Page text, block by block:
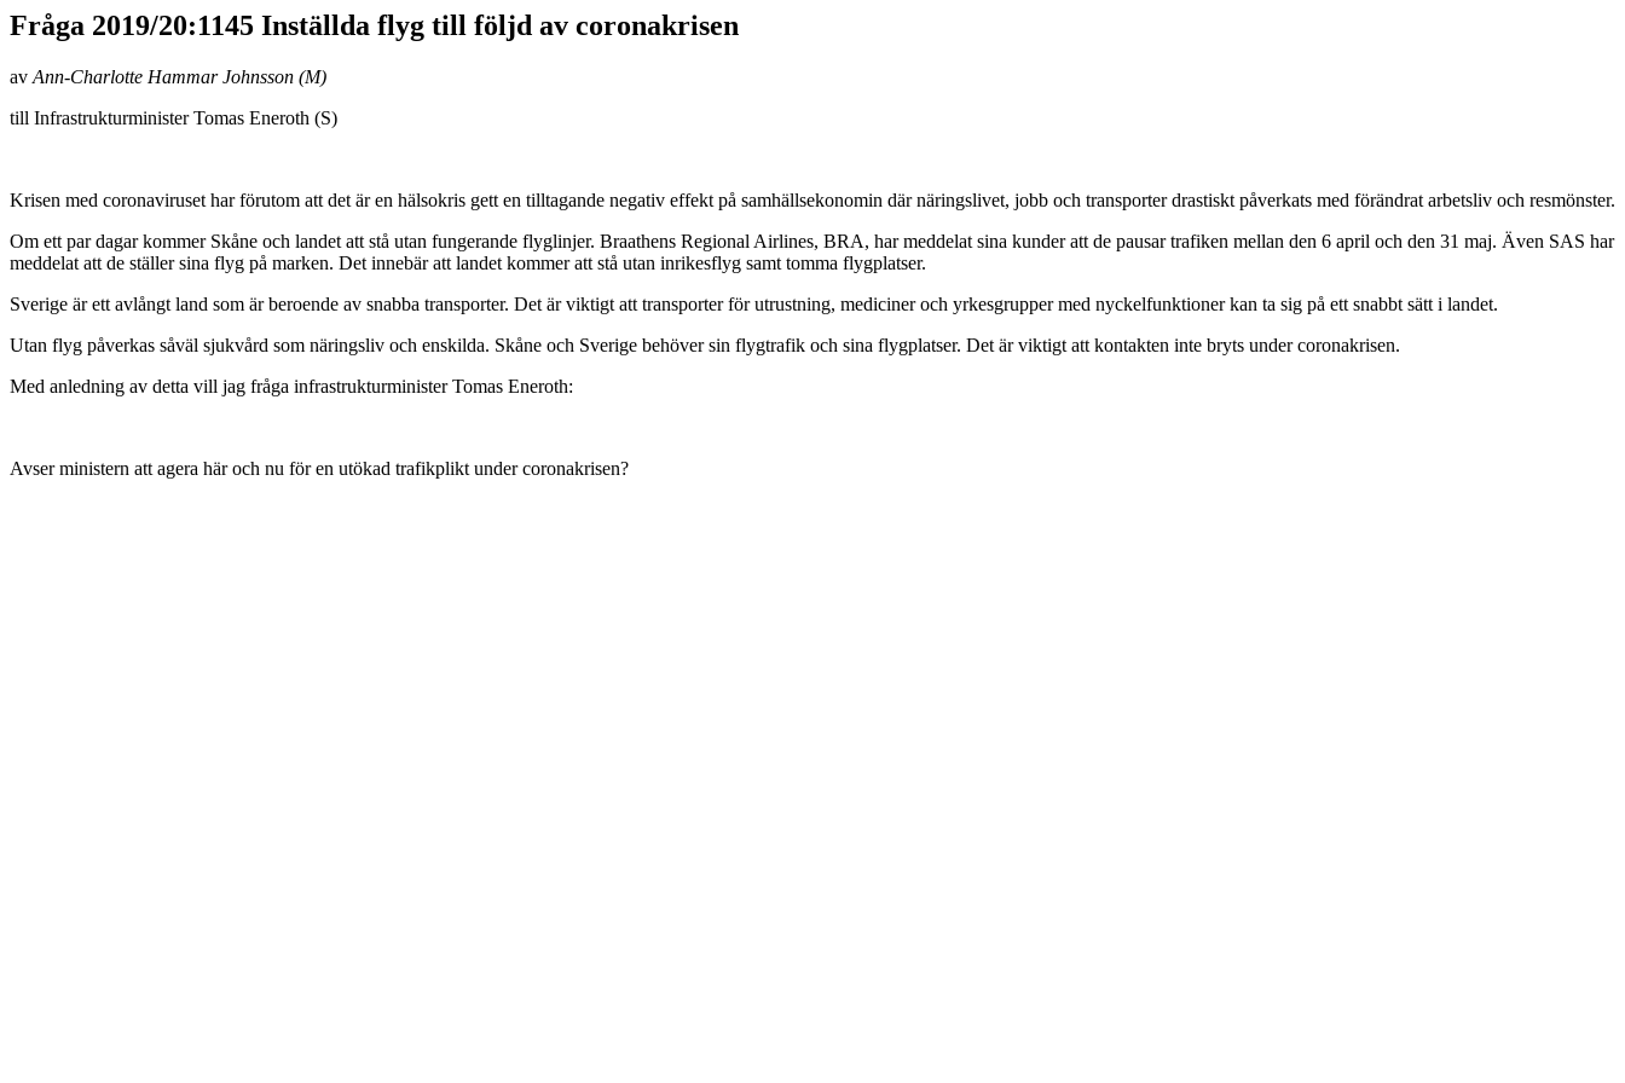
Fråga 2019/20:1145 Inställda flyg till följd av coronakrisen
av Ann-Charlotte Hammar Johnsson (M)
till Infrastrukturminister Tomas Eneroth (S)
Krisen med coronaviruset har förutom att det är en hälsokris gett en tilltagande negativ effekt på samhällsekonomin där näringslivet, jobb och transporter drastiskt påverkats med förändrat arbetsliv och resmönster.
Om ett par dagar kommer Skåne och landet att stå utan fungerande flyglinjer. Braathens Regional Airlines, BRA, har meddelat sina kunder att de pausar trafiken mellan den 6 april och den 31 maj. Även SAS har
meddelat att de ställer sina flyg på marken. Det innebär att landet kommer att stå utan inrikesflyg samt tomma flygplatser.
Sverige är ett avlångt land som är beroende av snabba transporter. Det är viktigt att transporter för utrustning, mediciner och yrkesgrupper med nyckelfunktioner kan ta sig på ett snabbt sätt i landet.
Utan flyg påverkas såväl sjukvård som näringsliv och enskilda. Skåne och Sverige behöver sin flygtrafik och sina flygplatser. Det är viktigt att kontakten inte bryts under coronakrisen.
Med anledning av detta vill jag fråga infrastrukturminister Tomas Eneroth:
Avser ministern att agera här och nu för en utökad trafikplikt under coronakrisen?